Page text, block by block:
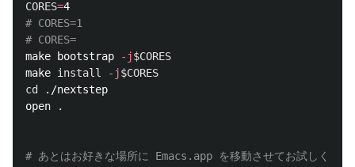
CORES=
# CORES=1
# CORES=
make bootstrap
-j$CORES
make install -j$CORES
cd
./nextstep
open
.
# あとはお好きな場所に Emacs.app を移動させてお試しくださ